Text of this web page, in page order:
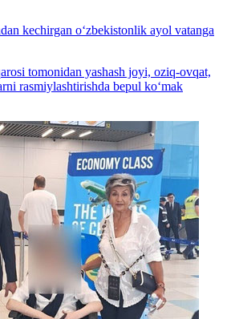
kechirgan o‘zbekistonlik ayol vatanga
tomonidan yashash joyi, oziq-ovqat,
rasmiylashtirishda bepul ko‘mak